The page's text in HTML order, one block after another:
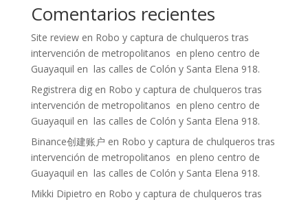
Comentarios recientes
Site reviewen Robo y captura de chulqueros tras
intervención de metropolitanos en pleno centro de
Guayaquil en las calles de Colón y Santa Elena 918.
Registrera digen Robo y captura de chulqueros tras
intervención de metropolitanos en pleno centro de
Guayaquil en las calles de Colón y Santa Elena 918.
Binance创建账户 en Robo y captura de chulqueros tras
intervención de metropolitanos en pleno centro de
Guayaquil en las calles de Colón y Santa Elena 918.
Mikki Dipietro en Robo y captura de chulqueros tras